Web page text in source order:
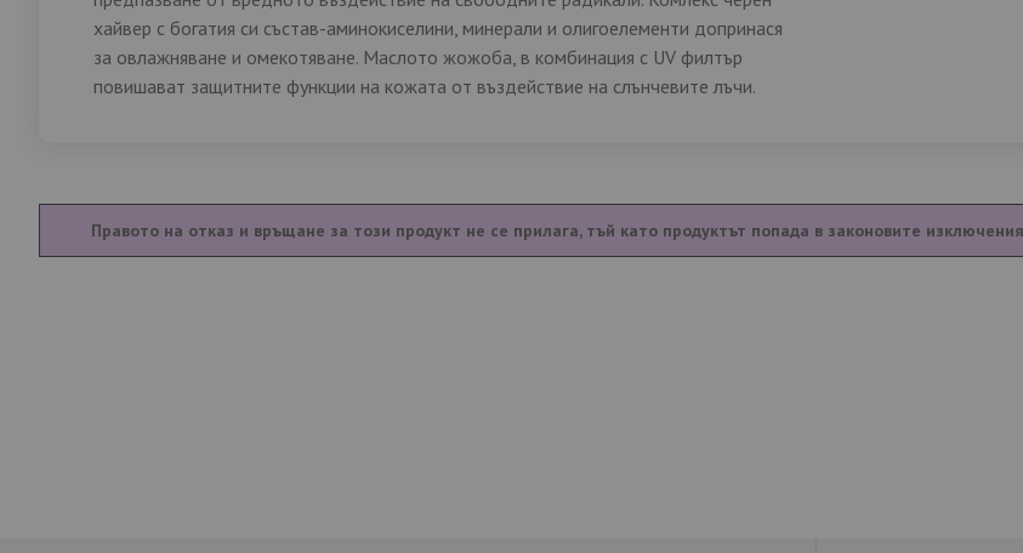
хайвер с богатия си състав-аминокиселини, минерали и олигоелементи допринася
за овлажняване и омекотяване. Маслото жожоба, в комбинация с UV филтър
повишават защитните функции на кожата от въздействие на слънчевите лъчи.
Правото на отказ и връщане за този продукт не се прилага, тъй като продуктът попада в законовите